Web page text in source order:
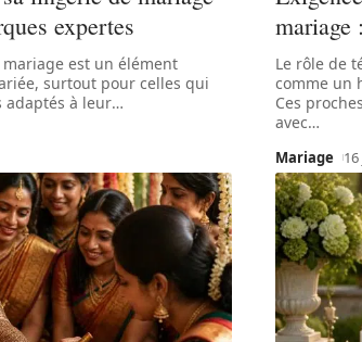
expertes
est un élément
surtout pour celles qui
adaptés à leur…
mariage
Le rôle de
comme un
Ces
avec…
Mariage